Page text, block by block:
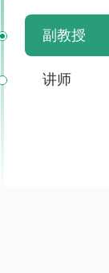
副教授
讲师